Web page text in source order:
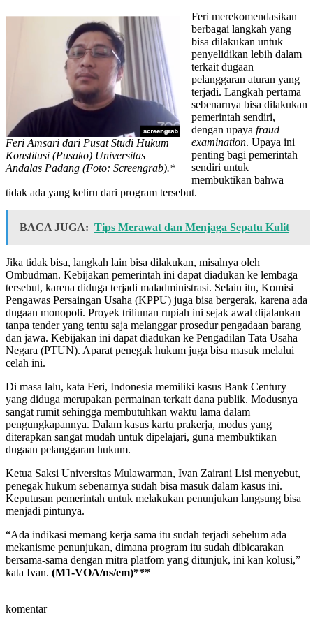
Feri Amsari dari Pusat Studi Hukum
Konstitusi (Pusako) Universitas
Andalas Padang (Foto: Screengrab).*
Feri merekomendasikan
berbagai langkah yang
bisa dilakukan untuk
penyelidikan lebih dalam
terkait dugaan
pelanggaran aturan yang
terjadi. Langkah pertama
sebenarnya bisa dilakukan
pemerintah sendiri,
dengan upaya fraud
examination. Upaya ini
penting bagi pemerintah
sendiri untuk
membuktikan bahwa
tidak ada yang keliru dari program tersebut.
BACA JUGA: Tips Merawat dan Menjaga Sepatu Kulit
Jika tidak bisa, langkah lain bisa dilakukan, misalnya oleh
Ombudman. Kebijakan pemerintah ini dapat diadukan ke lembaga
tersebut, karena diduga terjadi maladministrasi. Selain itu, Komisi
Pengawas Persaingan Usaha (KPPU) juga bisa bergerak, karena ada
dugaan monopoli. Proyek triliunan rupiah ini sejak awal dijalankan
tanpa tender yang tentu saja melanggar prosedur pengadaan barang
dan jawa. Kebijakan ini dapat diadukan ke Pengadilan Tata Usaha
Negara (PTUN). Aparat penegak hukum juga bisa masuk melalui
celah ini.
Di masa lalu, kata Feri, Indonesia memiliki kasus Bank Century
yang diduga merupakan permainan terkait dana publik. Modusnya
sangat rumit sehingga membutuhkan waktu lama dalam
pengungkapannya. Dalam kasus kartu prakerja, modus yang
diterapkan sangat mudah untuk dipelajari, guna membuktikan
dugaan pelanggaran hukum.
Ketua Saksi Universitas Mulawarman, Ivan Zairani Lisi menyebut,
penegak hukum sebenarnya sudah bisa masuk dalam kasus ini.
Keputusan pemerintah untuk melakukan penunjukan langsung bisa
menjadi pintunya.
“Ada indikasi memang kerja sama itu sudah terjadi sebelum ada
mekanisme penunjukan, dimana program itu sudah dibicarakan
bersama-sama dengan mitra platfom yang ditunjuk, ini kan kolusi,”
kata Ivan. (M1-VOA/ns/em)***
komentar